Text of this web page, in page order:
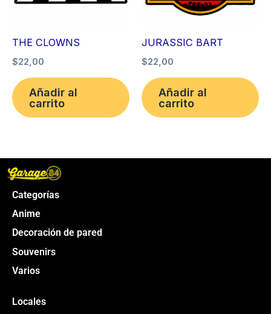
THE CLOWNS
$22,00
Añadir al
carrito
JURASSIC BART
$22,00
Añadir al
carrito
Categorías
Anime
Decoración de pared
Souvenirs
Varios
Locales